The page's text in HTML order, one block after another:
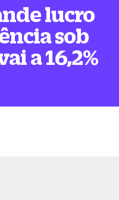
lucro
sob
a 16,2%